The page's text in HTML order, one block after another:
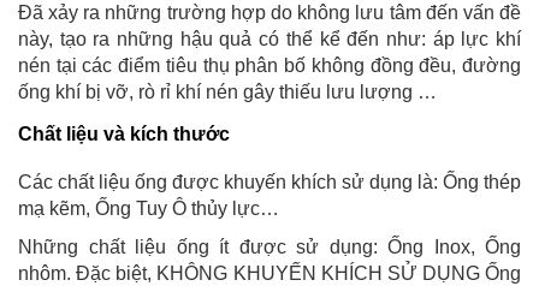
Đã xảy ra những trường hợp do không lưu tâm đến vấn đề
này, tạo ra những hậu quả có thể kể đến như: áp lực khí
nén tại các điểm tiêu thụ phân bố không đồng đều, đường
ống khí bị vỡ, rò rỉ khí nén gây thiếu lưu lượng …
Chất liệu và kích thước
Các chất liệu ống được khuyến khích sử dụng là: Ống thép
mạ kẽm, Ống Tuy Ô thủy lực…
Những chất liệu ống ít được sử dụng: Ống Inox, Ống
nhôm. Đặc biệt, KHÔNG KHUYẾN KHÍCH SỬ DỤNG Ống